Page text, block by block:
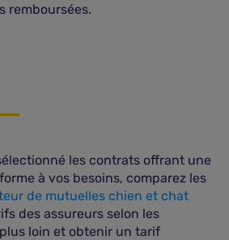
remboursées.
les contrats offrant une
à vos besoins, comparez les
de mutuelles chien et chat
des assureurs selon les
loin et obtenir un tarif